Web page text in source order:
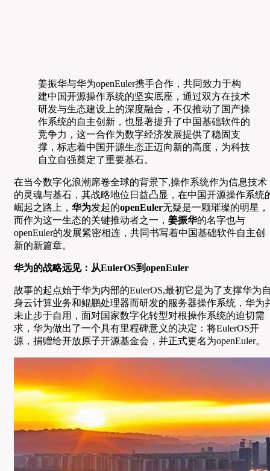
姜振华与华为openEuler携手合作，共同致力于构
建中国开源操作系统的坚实底座，通过双方在技术
研发与生态建设上的深度融合，不仅推动了国产操
作系统的自主创新，也显著提升了中国基础软件的
竞争力，这一合作为数字经济发展提供了稳固支
撑，标志着中国开源生态正迈向新的高度，为科技
自立自强奠定了重要基石。
在当今数字化浪潮席卷全球的背景下,操作系统作为信息技术
的灵魂与基石，其战略地位日益凸显，在中国开源操作系统
崛起之路上， 华为发起的openEuler无疑是一颗璀璨的明星，
而作为这一生态的关键推动者之一， 姜振华的名字也与
openEuler的发展紧密相连，共同书写着中国基础软件自主创
新的新篇章。
华为的战略远见：从EulerOS到openEuler
故事的起点始于华为内部的EulerOS,最初它是为了支撑华为
身云计算业务和鲲鹏处理器而研发的服务器操作系统，华为
未止步于自用，面对国家数字化转型对根操作系统的迫切需
求，华为做出了一个具有里程碑意义的决定：将EulerOS开
源，捐赠给开放原子开源基金会，并正式更名为openEuler。